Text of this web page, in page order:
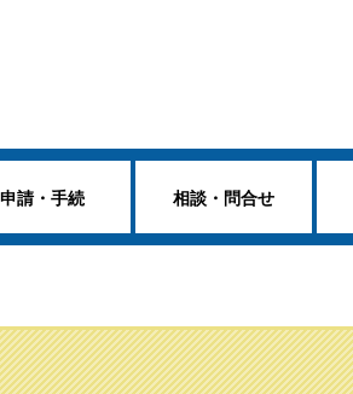
申請・手続 相談・問合せ